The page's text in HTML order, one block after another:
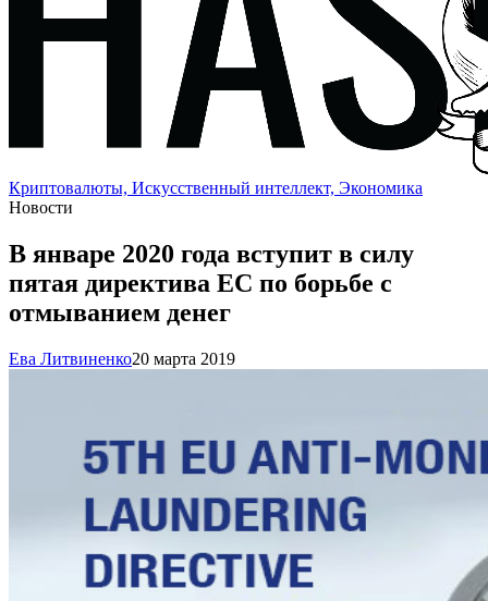
Криптовалюты, Искусственный интеллект, Экономика
Новости
В январе 2020 года вступит в силу
пятая директива ЕС по борьбе с
отмыванием денег
Ева Литвиненко20 марта 2019